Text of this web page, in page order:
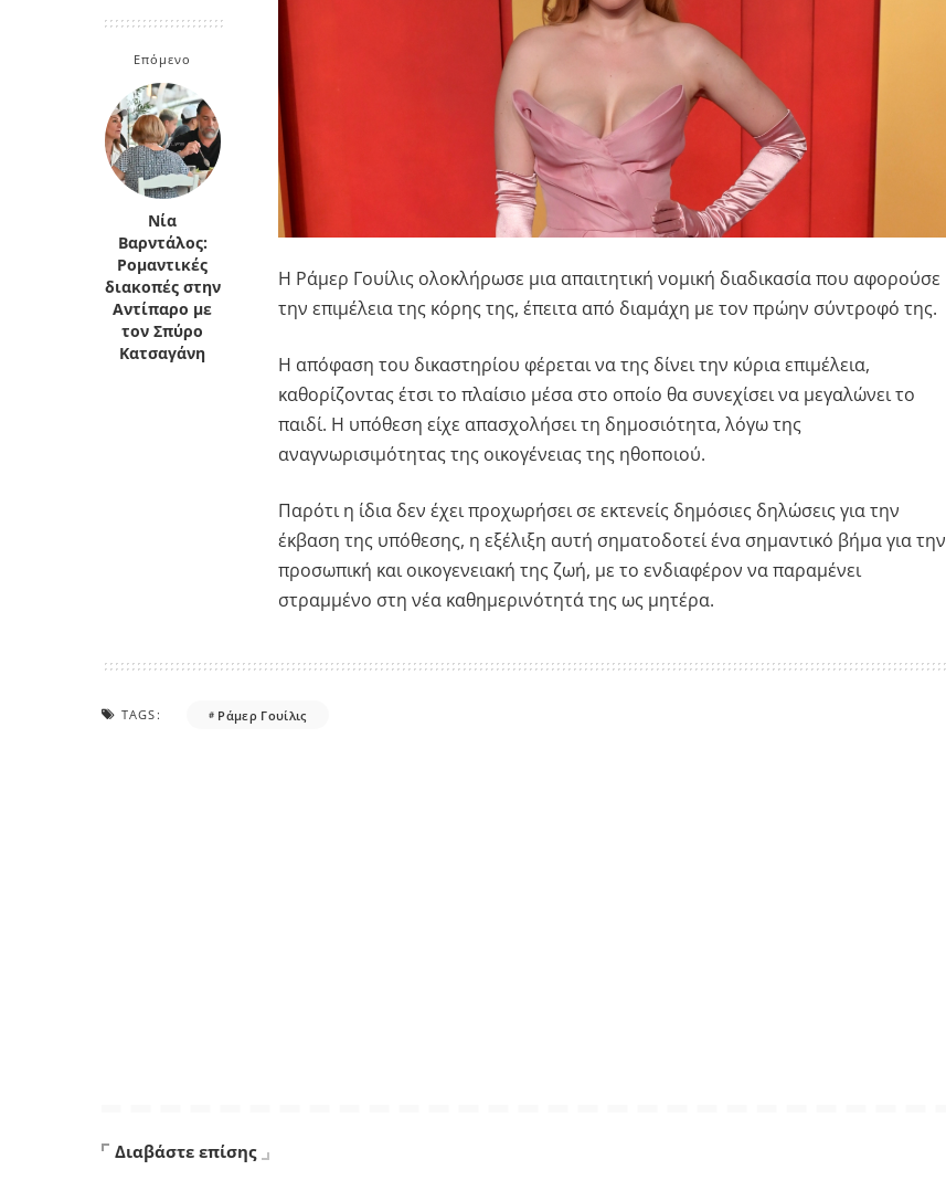
Κρήτη
Κυκλάδες
Πελοπόννησος
Πελοπόννησος
Επόμενο
Νία
Βαρντάλος:
Ρομαντικές
διακοπές στην
Αντίπαρο με
τον Σπύρο
Κατσαγάνη
Η Ράμερ Γουίλις ολοκλήρωσε μια απαιτητική νομική διαδικασία που αφορούσε
την επιμέλεια της κόρης της, έπειτα από διαμάχη με τον πρώην σύντροφό της.
Η απόφαση του δικαστηρίου φέρεται να της δίνει την κύρια επιμέλεια,
καθορίζοντας έτσι το πλαίσιο μέσα στο οποίο θα συνεχίσει να μεγαλώνει το
παιδί. Η υπόθεση είχε απασχολήσει τη δημοσιότητα, λόγω της
αναγνωρισιμότητας της οικογένειας της ηθοποιού.
Παρότι η ίδια δεν έχει προχωρήσει σε εκτενείς δημόσιες δηλώσεις για την
έκβαση της υπόθεσης, η εξέλιξη αυτή σηματοδοτεί ένα σημαντικό βήμα για την
προσωπική και οικογενειακή της ζωή, με το ενδιαφέρον να παραμένει
στραμμένο στη νέα καθημερινότητά της ως μητέρα.
TAGS: Ράμερ Γουίλις
Διαβάστε επίσης